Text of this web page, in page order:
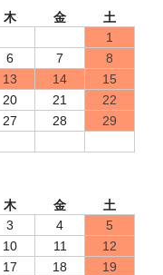
木 金
土
1
6 7
8
13 14
15
20 21
22
27 28
29
木 金
土
3 4
5
10 11
12
17 18
19